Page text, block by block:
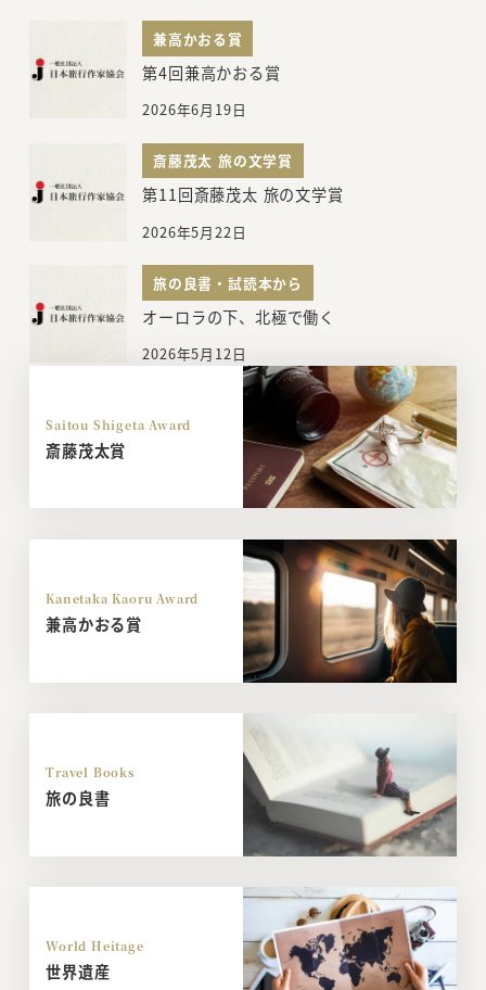
兼高かおる賞
第4回兼高かおる賞
2026年6月19日
斎藤茂太 旅の文学賞
第11回斎藤茂太 旅の文学賞
2026年5月22日
旅の良書・試読本から
オーロラの下、北極で働く
2026年5月12日
Saitou Shigeta Award
斎藤茂太賞
Kanetaka Kaoru Award
兼高かおる賞
Travel Books
旅の良書
World Heitage
世界遺産